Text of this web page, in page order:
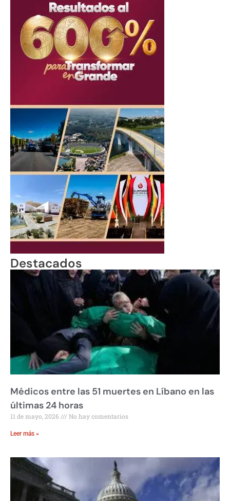
Destacados
Médicos entre las 51 muertes en Líbano en las
últimas 24 horas
11 de mayo, 2026 No hay comentarios
Leer más »